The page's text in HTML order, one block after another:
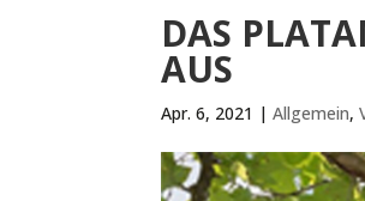
DAS
AUS
Apr. 6, 2021 |Allgemein,